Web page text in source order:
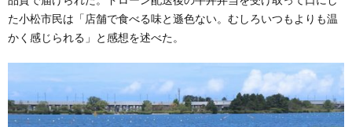
た小松市民は「店舗で食べる味と遜色ない。むしろいつもよりも温
かく感じられる」と感想を述べた。